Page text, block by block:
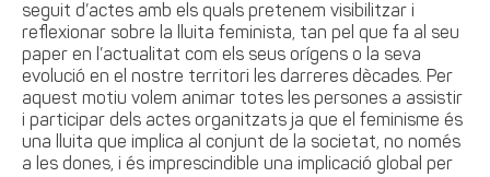
seguit d’actes amb els quals pretenem visibilitzar i
reflexionar sobre la lluita feminista, tan pel que fa al seu
paper en l’actualitat com els seus orígens o la seva
evolució en el nostre territori les darreres dècades. Per
aquest motiu volem animar totes les persones a assistir
i participar dels actes organitzats ja que el feminisme és
una lluita que implica al conjunt de la societat, no només
a les dones, i és imprescindible una implicació global per